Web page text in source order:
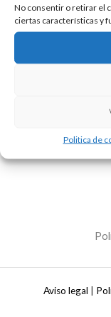
No consentir o retirar el
ciertas características y
Politica de
Aviso legal